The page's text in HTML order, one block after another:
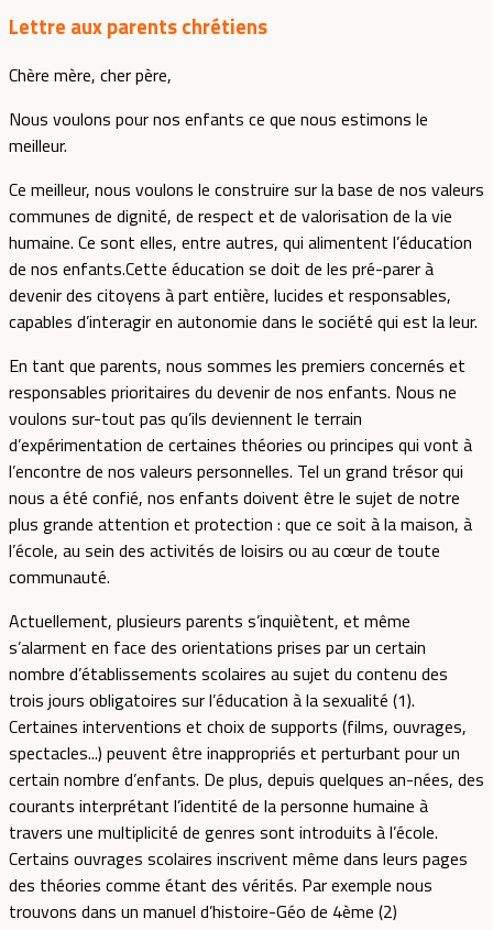
Lettre aux parents chrétiens
Chère mère, cher père,
Nous voulons pour nos enfants ce que nous estimons le
meilleur.
Ce meilleur, nous voulons le construire sur la base de nos valeurs
communes de dignité, de respect et de valorisation de la vie
humaine. Ce sont elles, entre autres, qui alimentent l’éducation
de nos enfants.Cette éducation se doit de les pré-parer à
devenir des citoyens à part entière, lucides et responsables,
capables d’interagir en autonomie dans le société qui est la leur.
En tant que parents, nous sommes les premiers concernés et
responsables prioritaires du devenir de nos enfants. Nous ne
voulons sur-tout pas qu’ils deviennent le terrain
d’expérimentation de certaines théories ou principes qui vont à
l’encontre de nos valeurs personnelles. Tel un grand trésor qui
nous a été confié, nos enfants doivent être le sujet de notre
plus grande attention et protection : que ce soit à la maison, à
l’école, au sein des activités de loisirs ou au cœur de toute
communauté.
Actuellement, plusieurs parents s’inquiètent, et même
s’alarment en face des orientations prises par un certain
nombre d’établissements scolaires au sujet du contenu des
trois jours obligatoires sur l’éducation à la sexualité (1).
Certaines interventions et choix de supports (films, ouvrages,
spectacles...) peuvent être inappropriés et perturbant pour un
certain nombre d’enfants. De plus, depuis quelques an-nées, des
courants interprétant l’identité de la personne humaine à
travers une multiplicité de genres sont introduits à l’école.
Certains ouvrages scolaires inscrivent même dans leurs pages
des théories comme étant des vérités. Par exemple nous
trouvons dans un manuel d’histoire-Géo de 4ème (2)